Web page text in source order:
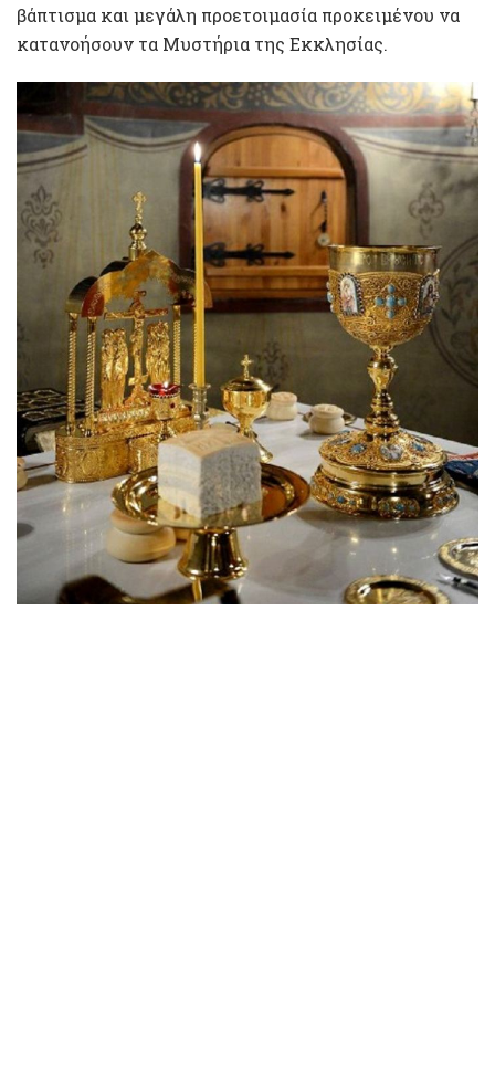
βάπτισμα και μεγάλη προετοιμασία προκειμένου να
κατανοήσουν τα Μυστήρια της Εκκλησίας.